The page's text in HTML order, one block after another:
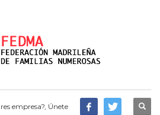
empresa?, Únete